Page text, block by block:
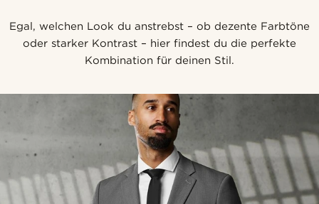
Egal, welchen Look du anstrebst – ob dezente Farbtöne
oder starker Kontrast – hier findest du die perfekte
Kombination für deinen Stil.